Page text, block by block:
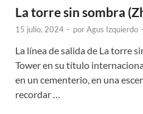
La torre sin sombra
15 julio, 2024 - porAgus Izquierdo -
La línea de salida de La torre
Tower en su título
en un cementerio, en una
recordar …